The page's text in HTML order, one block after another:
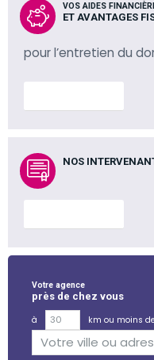
VOS AIDES
ET AVANTAGES
pour l’entretien du
NOS
Votre agence
près de chez vous
à
km ou moins